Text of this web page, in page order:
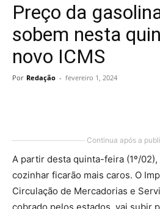
Preço da
sobem nesta
novo ICMS
Por Redação - fevereiro 1, 2024
Continua após a
A partir desta quinta-feira (1º/
cozinhar ficarão mais caros. O
Circulação de Mercadorias e